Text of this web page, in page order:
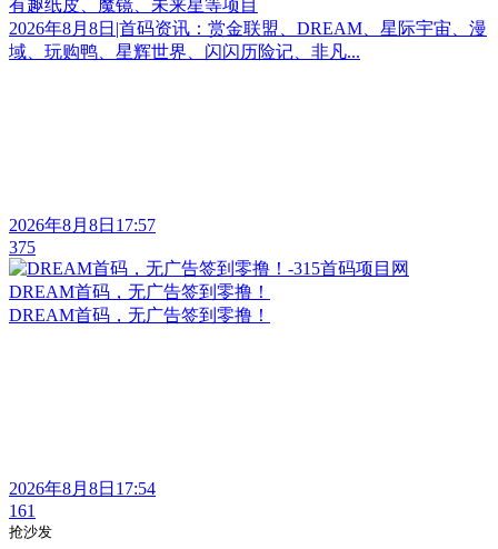
有趣纸皮、魔镜、未来星等项目
2026年8月8日|首码资讯：赏金联盟、DREAM、星际宇宙、漫
域、玩购鸭、星辉世界、闪闪历险记、非凡...
2026年8月8日17:57
375
DREAM首码，无广告签到零撸！
DREAM首码，无广告签到零撸！
2026年8月8日17:54
161
抢沙发